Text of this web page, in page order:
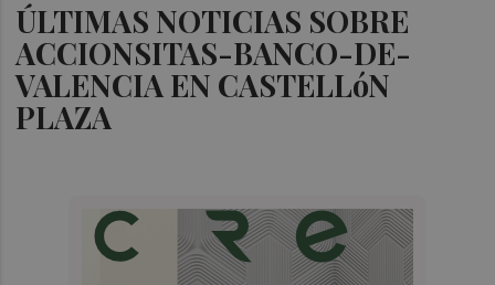
ÚLTIMAS NOTICIAS SOBRE
ACCIONSITAS-BANCO-DE-
VALENCIA EN CASTELLóN
PLAZA